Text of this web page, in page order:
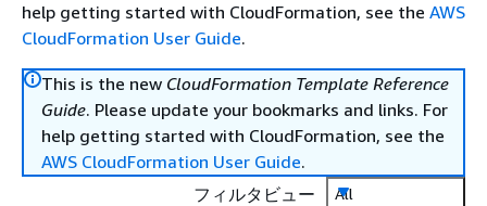
help getting started with CloudFormation, see the AWS
CloudFormation User Guide.
This is the new CloudFormation Template Reference
Guide. Please update your bookmarks and links. For
help getting started with CloudFormation, see the
AWS CloudFormation User Guide.
フィルタビュー
All